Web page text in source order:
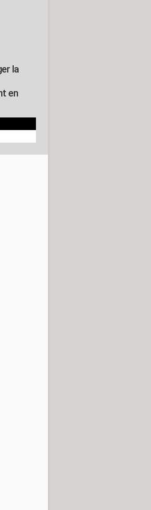
la
en